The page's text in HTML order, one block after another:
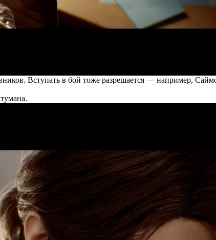
Вступать в бой тоже разрешается — например,